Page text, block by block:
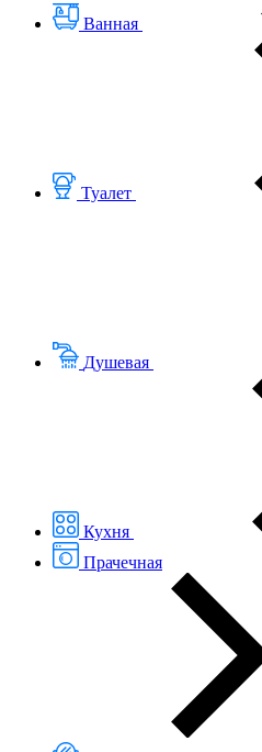
Ванная
Туалет
Душевая
Кухня
Прачечная